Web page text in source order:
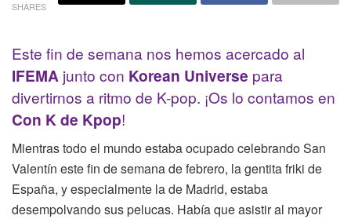
SHARES
Este fin de semana nos hemos acercado al
IFEMA junto con Korean Universe para
divertirnos a ritmo de K-pop. ¡Os lo contamos en
Con K de Kpop!
Mientras todo el mundo estaba ocupado celebrando San
Valentín este fin de semana de febrero, la gentita friki de
España, y especialmente la de Madrid, estaba
desempolvando sus pelucas. Había que asistir al mayor